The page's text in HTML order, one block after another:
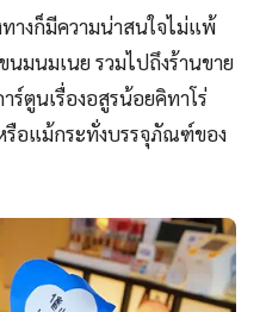
างก็มีความน่าสนใจไม่แพ้
นมนมเนย รวมไปถึงร้านขาย
ร์ตูนเรื่องอสูรน้อยคิทาโร่
รือแม้กระทั่งบรรจุภัณฑ์ของ